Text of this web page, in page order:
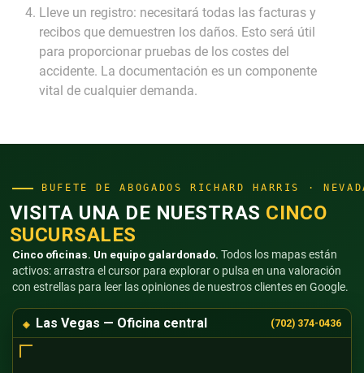
Lleve un registro: necesitará todas las facturas y
recibos que demuestren los daños. Esto será útil
para proporcionar pruebas de los costes del
accidente. La documentación es un componente
vital de cualquier demanda.
BUFETE DE ABOGADOS RICHARD HARRIS ·
VISITA UNA DE NUESTRAS CINCO
SUCURSALES
Cinco oficinas. Un equipo galardonado. Todos los mapas están
activos: arrastra el cursor para explorar o pulsa en una valoración
con estrellas para leer las opiniones de nuestros clientes en Google.
Las Vegas — Oficina central (702) 374-0436